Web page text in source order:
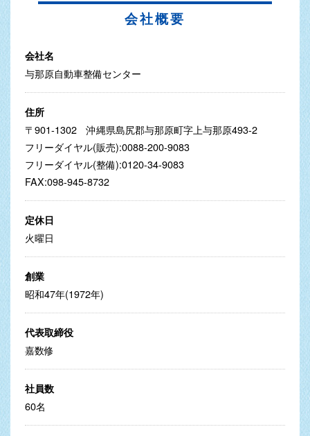
会社概要
会社名
与那原自動車整備センター
住所
〒901-1302 沖縄県島尻郡与那原町字上与那原493-2
フリーダイヤル(販売):0088-200-9083
フリーダイヤル(整備):0120-34-9083
FAX:098-945-8732
定休日
火曜日
創業
昭和47年(1972年)
代表取締役
嘉数修
社員数
60名